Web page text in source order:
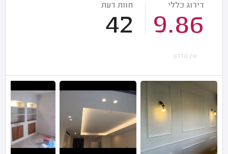
דירוג כללי
9.86
חוות דעת
42
אין עדכון